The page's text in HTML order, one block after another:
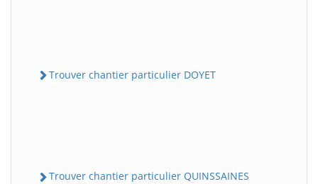
Trouver chantier particulier DOYET
Trouver chantier particulier QUINSSAINES